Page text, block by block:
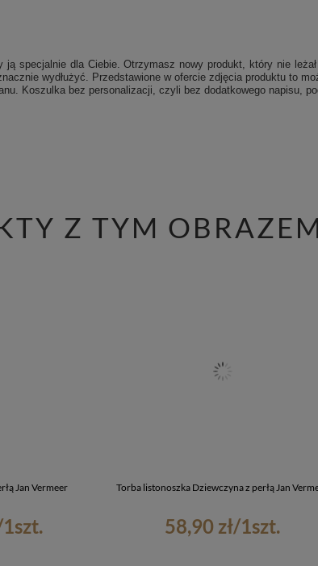
specjalnie dla Ciebie. Otrzymasz nowy produkt, który nie
wydłużyć. Przedstawione w ofercie zdjęcia produktu to
Koszulka bez personalizacji, czyli bez dodatkowego napisu,
Z TYM OBRAZEM
Jan Vermeer
1szt.
Torba listonoszka Dziewczyna z perłą Jan
58,90 zł/1szt.